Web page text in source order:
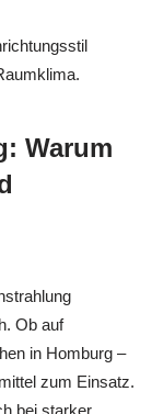
Warum
Ob auf
in Homburg –
zum Einsatz.
bei starker